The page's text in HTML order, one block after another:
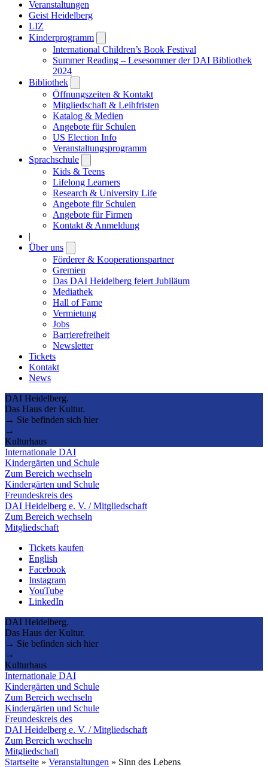
Veranstaltungen
Geist Heidelberg
LIZ
Kinderprogramm
submenu
International Children’s Book Festival
Summer Reading – Lesesommer der DAI Bibliothek
2024
Bibliothek
submenu
Öffnungszeiten & Kontakt
Mitgliedschaft & Leihfristen
Katalog & Medien
Angebote für Schulen
US Election Info
Veranstaltungsprogramm
Sprachschule
submenu
Kids & Teens
Lifelong Learners
Research & University Life
Angebote für Schulen
Angebote für Firmen
Kontakt & Anmeldung
|
Über uns
submenu
Förderer & Kooperationspartner
Gremien
Das DAI Heidelberg feiert Jubiläum
Mediathek
Hall of Fame
Vermietung
Jobs
Barrierefreiheit
Newsletter
Tickets
Kontakt
News
DAI Heidelberg.
Das Haus der Kultur.
→ Sie befinden sich hier
→
Kulturhaus
Internationale DAI
Kindergärten und Schule
Zum Bereich wechseln
Kindergärten und Schule
Freundeskreis des
DAI Heidelberg e. V. / Mitgliedschaft
Zum Bereich wechseln
Mitgliedschaft
Tickets kaufen
English
Facebook
Instagram
YouTube
LinkedIn
DAI Heidelberg.
Das Haus der Kultur.
→ Sie befinden sich hier
→
Kulturhaus
Internationale DAI
Kindergärten und Schule
Zum Bereich wechseln
Kindergärten und Schule
Freundeskreis des
DAI Heidelberg e. V. / Mitgliedschaft
Zum Bereich wechseln
Mitgliedschaft
Startseite » Veranstaltungen » Sinn des Lebens